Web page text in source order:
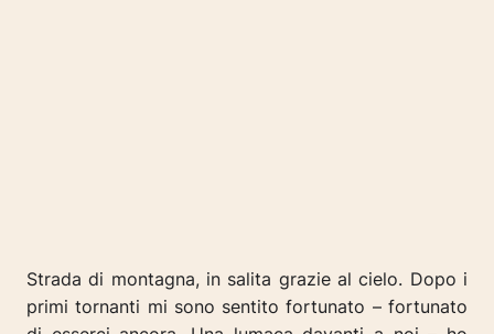
Strada di montagna, in salita grazie al cielo. Dopo i
primi tornanti mi sono sentito fortunato – fortunato